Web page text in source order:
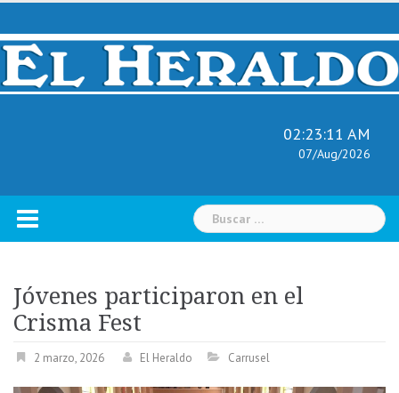
Skip
content
02:23:11 AM
07/Aug/2026
Buscar:
Jóvenes participaron en el
Crisma Fest
2 marzo, 2026 El Heraldo Carrusel